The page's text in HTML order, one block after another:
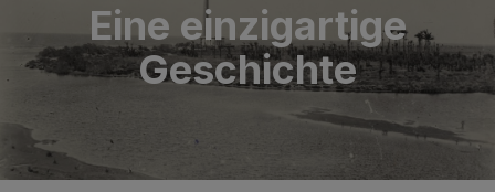
Eine einzigartige
Geschichte